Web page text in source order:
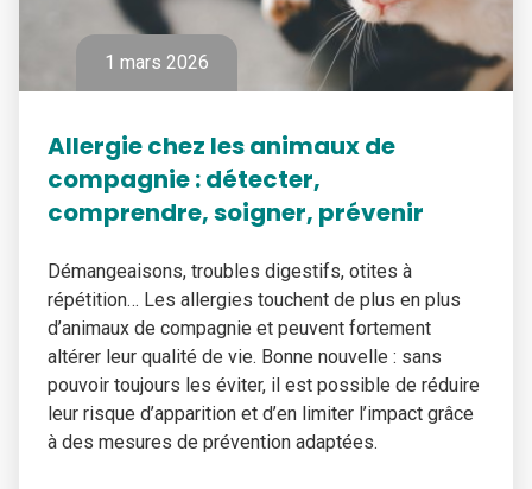
1 mars 2026
Allergie chez les animaux de
compagnie : détecter,
comprendre, soigner, prévenir
Démangeaisons, troubles digestifs, otites à
répétition… Les allergies touchent de plus en plus
d’animaux de compagnie et peuvent fortement
altérer leur qualité de vie. Bonne nouvelle : sans
pouvoir toujours les éviter, il est possible de réduire
leur risque d’apparition et d’en limiter l’impact grâce
à des mesures de prévention adaptées.